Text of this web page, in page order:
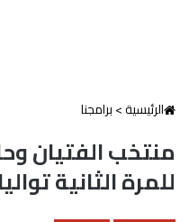
الرئيسية>برامجنا
منتخب الفتيان
للمرة الثانية تواليا